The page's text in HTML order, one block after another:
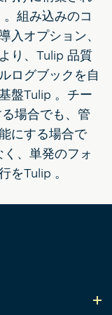
組み込みのコ
入オプション、
り、Tulip 品質
ログブックを自
盤Tulip 。チー
場合でも、管
にする場合で
、単発のフォ
をTulip 。